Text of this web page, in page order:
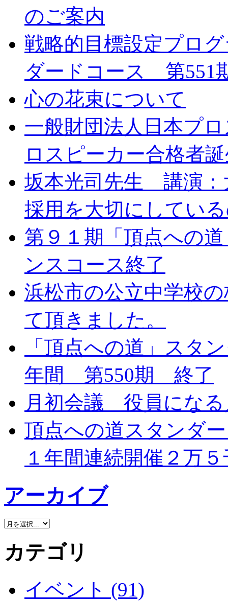
のご案内
戦略的目標設定プロ
ダードコース 第551
心の花束について
一般財団法人日本プ
ロスピーカー合格者
坂本光司先生 講演：
採用を大切にしてい
第９１期「頂点への
ンスコース終了
浜松市の公立中学校
て頂きました。
「頂点への道」スタ
年間 第550期 終了
月初会議 役員になる
頂点への道スタンダ
１年間連続開催２万
アーカイブ
カテゴリ
イベント (91)